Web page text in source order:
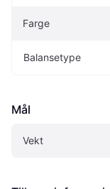
Farge
Balansetype
Mål
Vekt